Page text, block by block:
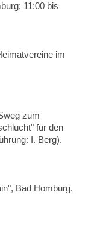
11:00 bis
im
zum
für den
I. Berg).
Bad Homburg.